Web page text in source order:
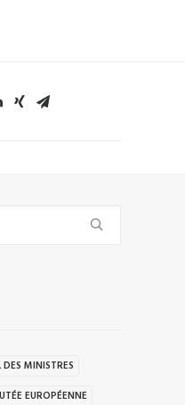
DES MINISTRES
EUROPÉENNE